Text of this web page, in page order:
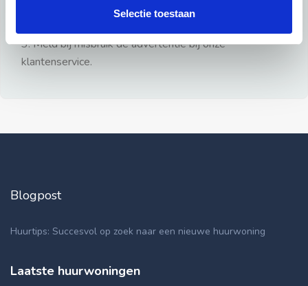
Selectie toestaan
3: Meld bij misbruik de advertentie bij onze
klantenservice.
Blogpost
Huurtips: Succesvol op zoek naar een nieuwe huurwoning
Laatste huurwoningen